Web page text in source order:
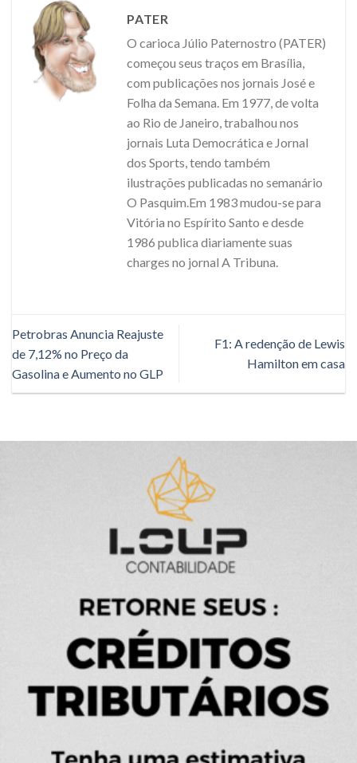
PATER
O carioca Júlio Paternostro (PATER)
começou seus traços em Brasília,
com publicações nos jornais José e
Folha da Semana. Em 1977, de volta
ao Rio de Janeiro, trabalhou nos
jornais Luta Democrática e Jornal
dos Sports, tendo também
ilustrações publicadas no semanário
O Pasquim.Em 1983 mudou-se para
Vitória no Espírito Santo e desde
1986 publica diariamente suas
charges no jornal A Tribuna.
Petrobras Anuncia Reajuste
de 7,12% no Preço da
Gasolina e Aumento no GLP
F1: A redenção de Lewis
Hamilton em casa